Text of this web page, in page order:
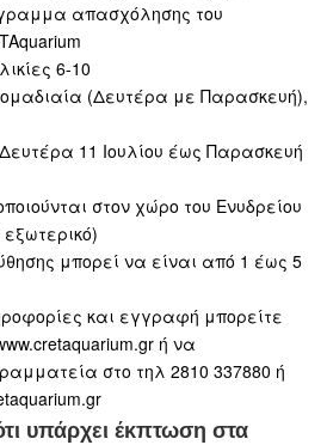
απασχόλησης του
6-10
(Δευτέρα με Παρασκευή),
11 Ιουλίου έως Παρασκευή
στον χώρο του Ενυδρείου
μπορεί να είναι από 1 έως 5
και εγγραφή μπορείτε
ή να
στο τηλ 2810 337880 ή
υπάρχει έκπτωση στα